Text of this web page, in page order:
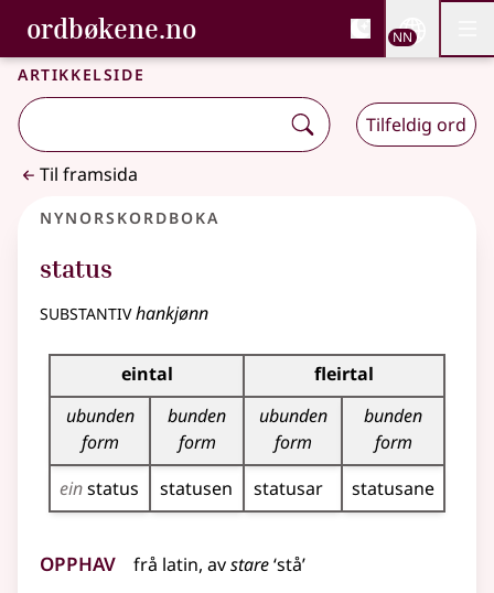
Gå til hovudinnhald
Tilgjenge
ordbøkene.no, Bokmålsordboka og
Bokmålsordboka og Nynorskordboka
NN
Artikkelside
Tilfeldig ord
Til framsida
Nynorskordboka
status
substantivhankjønn
Bøyningstabell for dette substantivet
eintal
fleirtal
ubunden
form
bunden
form
ubunden
form
bunden
form
einstatus statusen statusar statusane
Opphav frå latin, avstare‘stå’